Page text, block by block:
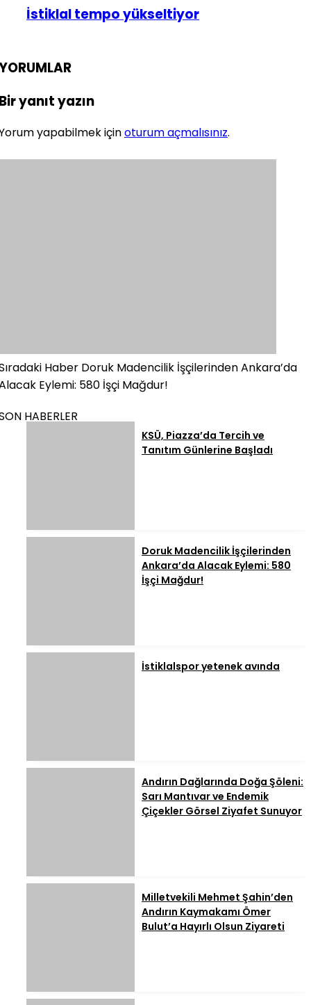
İstiklal tempo yükseltiyor
yanıt yazın
yapabilmek içinoturum açmalısınız.
Haber Doruk Madencilik İşçilerinden Ankara’da
Eylemi: 580 İşçi Mağdur!
HABERLER
KSÜ, Piazza’da Tercih ve
Tanıtım Günlerine Başladı
Doruk Madencilik İşçilerinden
Ankara’da Alacak Eylemi: 580
İşçi Mağdur!
İstiklalspor yetenek avında
Andırın Dağlarında Doğa Şöleni:
Sarı Mantıvar ve Endemik
Çiçekler Görsel Ziyafet Sunuyor
Milletvekili Mehmet Şahin’den
Andırın Kaymakamı Ömer
Bulut’a Hayırlı Olsun Ziyareti